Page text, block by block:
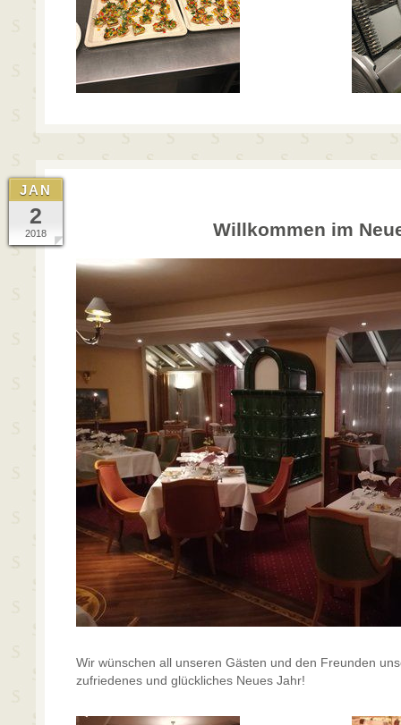
2018
2
JAN
Willkommen im
Wir wünschen all unseren Gästen und den Freunden
zufriedenes und glückliches Neues Jahr!